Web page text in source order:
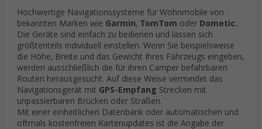
Hochwertige Navigationssysteme für Wohnmobile von
bekannten Marken wie Garmin, TomTom oder Dometic.
Die Geräte sind einfach zu bedienen und lassen sich
größtenteils individuell einstellen. Wenn Sie beispielsweise
die Höhe, Breite und das Gewicht Ihres Fahrzeugs eingeben,
werden ausschließlich die für ihren Camper befahrbaren
Routen herausgesucht. Auf diese Weise vermeidet das
Navigationsgerät mit GPS-Empfang Strecken mit
unpassierbaren Brücken oder Straßen.
Mit einer einheitlichen Datenbank oder automatischen und
oftmals kostenfreien Kartenupdates ist die Angabe der